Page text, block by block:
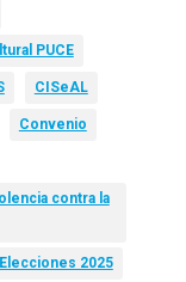
PUCE
CISeAL
Convenio
contra la
Elecciones 2025